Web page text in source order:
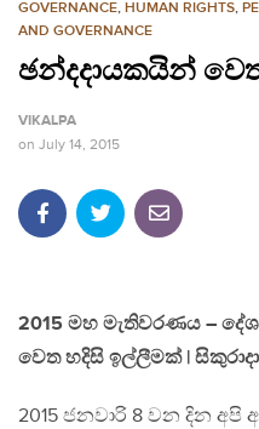
GOVERNANCE, HUMAN RIGHTS,
AND GOVERNANCE
ඡන්දදායකයින්
VIKALPA
on July 14, 2015
2015 මහ මැතිවරණය –
වෙත හදිසි ඉල්ලීමක් |
2015 ජනවාරි 8 වන දින අපි